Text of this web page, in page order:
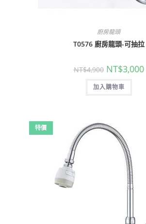
廚房龍頭
T0576 廚房龍頭-可抽拉
NT$4,900 原
始
價
格：
NT$4,900。
NT$3,000目
前
加入購物車
特價